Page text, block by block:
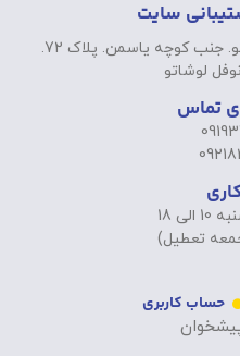
سایت
خیابان حافظ. خیابان نوفل لوشاتو. جنب کوچه یاسمن. پلاک 72.
لوشاتو
تماس
18
تعطیل)
حساب کاربری